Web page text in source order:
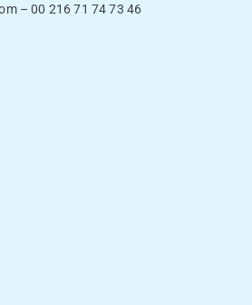
– 00 216 71 74 73 46